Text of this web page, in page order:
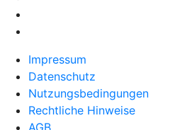
Impressum
Datenschutz
Nutzungsbedingungen
Rechtliche Hinweise
AGB